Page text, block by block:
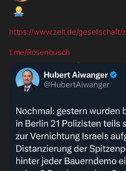
🤷🏼‍♂️
https://www.zeit.de/gesellschaft/z
t.me/Rosenbusch